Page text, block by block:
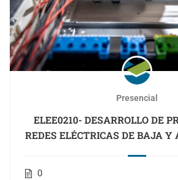
Presencial
ELEE0210- DESARROLLO DE
REDES ELÉCTRICAS DE BAJA Y
0